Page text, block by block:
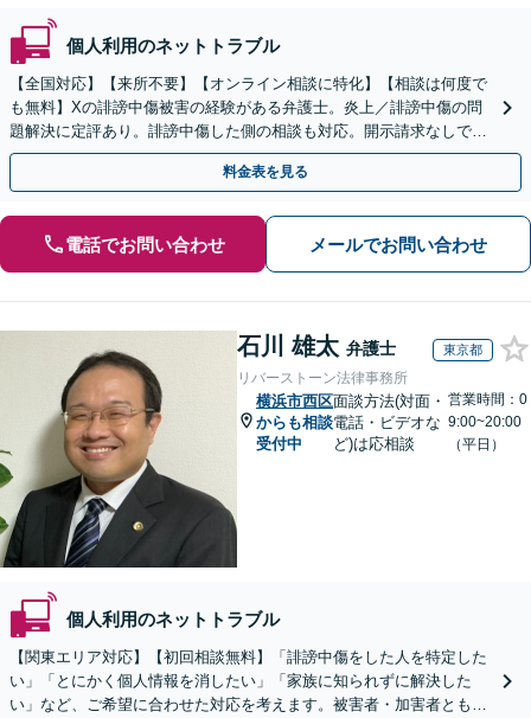
個人利用のネットトラブル
【全国対応】【来所不要】【オンライン相談に特化】【相談は何度で
も無料】Xの誹謗中傷被害の経験がある弁護士。炎上／誹謗中傷の問
題解決に定評あり。誹謗中傷した側の相談も対応。開示請求なしで本
人の特定ができる場合もあり。
料金表を見る
電話でお問い合わせ メールでお問い合わせ
石川 雄太 弁護士 東京都
リバーストーン法律事務所
横浜市西区
からも相談
受付中
面談方法(対面・
電話・ビデオな
ど)は応相談
営業時間：0
9:00~20:00
（平日）
個人利用のネットトラブル
【関東エリア対応】【初回相談無料】「誹謗中傷をした人を特定した
い」「とにかく個人情報を消したい」「家族に知られずに解決した
い」など、ご希望に合わせた対応を考えます。被害者・加害者ともに